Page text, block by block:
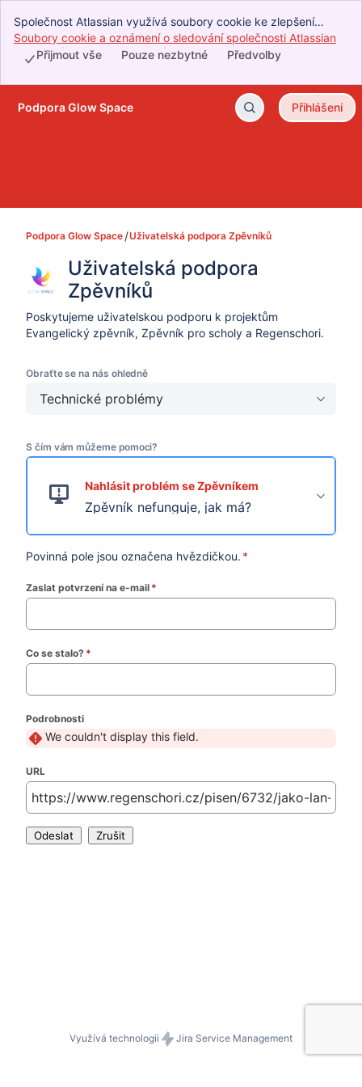
Společnost Atlassian využívá soubory cookie ke zlepšení
vašeho prostředí při prohlížení, provádění analýz a průzkumů
a realizaci reklam. Přijmutím všech souborů cookie vyjádříte, že
zařízení.
Soubory cookie a oznámení o sledování společnosti Atlassian
Předvolby
Pouze nezbytné
Přijmout vše
Přeskočit na hlavní obsah
Podpora Glow Space Přihlášení
Podpora Glow Space Uživatelská podpora Zpěvníků
Uživatelská podpora
Zpěvníků
Poskytujeme uživatelskou podporu k projektům
Evangelický zpěvník, Zpěvník pro scholy a Regenschori.
Obraťte se na nás ohledně
Technické problémy
S čím vám můžeme pomoci?
Nahlásit problém se Zpěvníkem
Zpěvník nefunguje, jak má?
Povinná pole jsou označena hvězdičkou. *
Zaslat potvrzení na e-mail *
Co se stalo? *
Podrobnosti
We couldn't display this field.
URL
Odeslat Zrušit
Využívá technologii Jira Service Management